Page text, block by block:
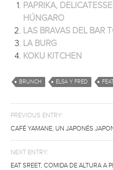
PAPRIKA,
HÚNGARO
LAS BRAVAS DEL BAR
LA BURG
KOKU KITCHEN
BRUNCH ELSA Y FRED
PREVIOUS ENTRY:
CAFÉ YAMANE, UN JAPONÉS
NEXT ENTRY:
EAT SREET, COMIDA DE ALTURA A